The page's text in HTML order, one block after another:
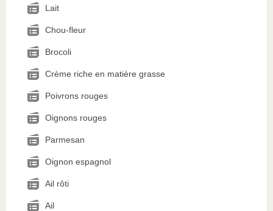
Lait
Chou-fleur
Brocoli
Crème riche en matière grasse
Poivrons rouges
Oignons rouges
Parmesan
Oignon espagnol
Ail rôti
Ail